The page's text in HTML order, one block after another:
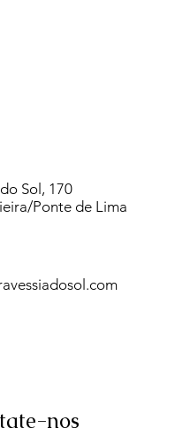
Sol, 170
Ponte de Lima
nos